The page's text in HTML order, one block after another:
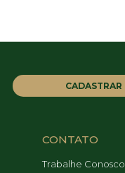
CADASTRAR
CONTATO
Trabalhe Conosco